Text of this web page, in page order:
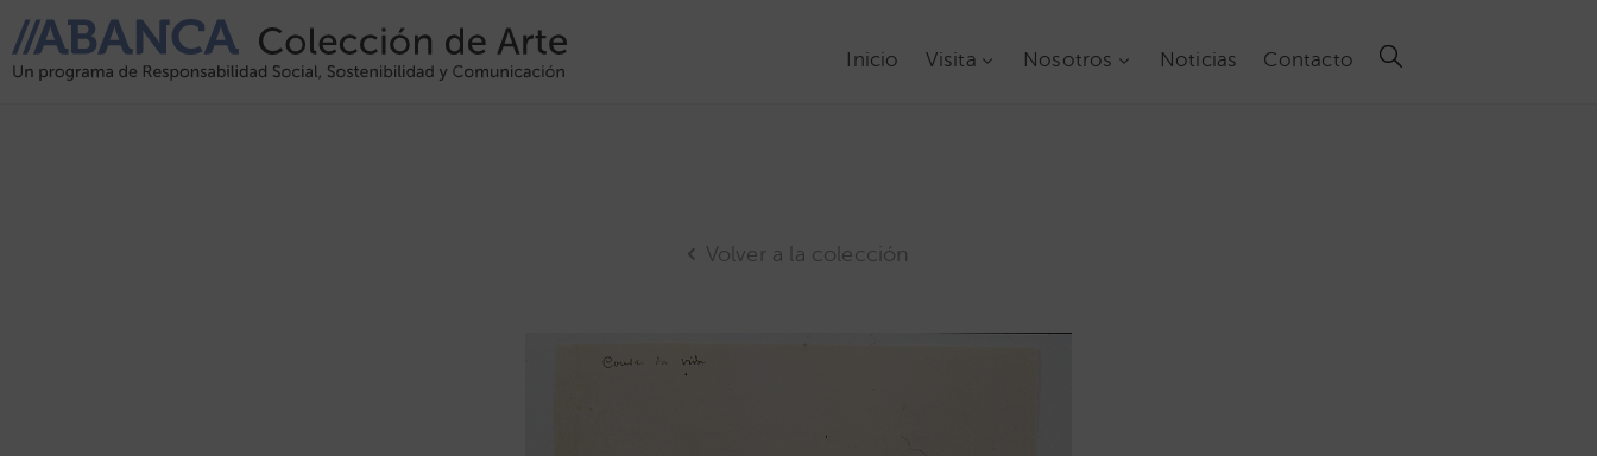
Inicio Visita Nosotros Noticias Contacto
Volver a la colección